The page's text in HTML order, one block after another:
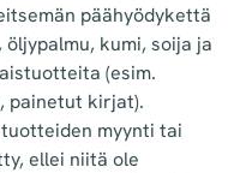
päähyödykettä
kumi, soija ja
(esim.
painetut kirjat).
myynti tai
ellei niitä ole